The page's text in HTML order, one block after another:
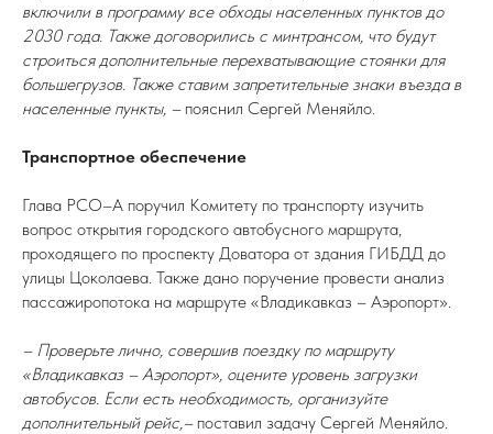
включили в программу все обходы населенных пунктов до
2030 года. Также договорились с минтрансом, что будут
строиться дополнительные перехватывающие стоянки для
большегрузов. Также ставим запретительные знаки въезда в
населенные пункты, –пояснил Сергей Меняйло.
Транспортное обеспечение
Глава РСО–А поручил Комитету по транспорту изучить
вопрос открытия городского автобусного маршрута,
проходящего по проспекту Доватора от здания ГИБДД до
улицы Цоколаева. Также дано поручение провести анализ
пассажиропотока на маршруте «Владикавказ – Аэропорт».
– Проверьте лично, совершив поездку по маршруту
«Владикавказ – Аэропорт», оцените уровень загрузки
автобусов. Если есть необходимость, организуйте
дополнительный рейс,– поставил задачу Сергей Меняйло.